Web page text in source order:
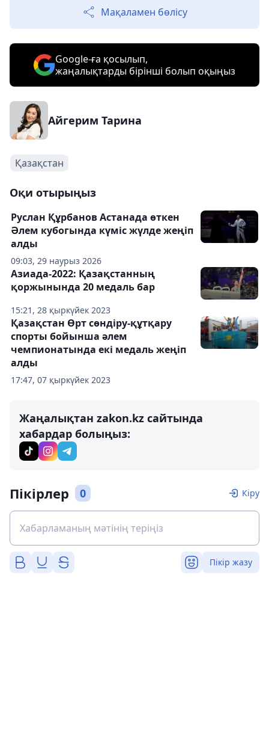
Мақаламен бөлісу
Google-ға қосылып,
жаңалықтарды бірінші болып оқыңыз
Айгерим Тарина
Қазақстан
Оқи отырыңыз
09:03, 29 наурыз 2026
Руслан Құрбанов Астанада өткен
Әлем кубогында күміс жүлде жеңіп
алды
15:21, 28 қыркүйек 2023
Азиада-2022: Қазақстанның
қоржынында 20 медаль бар
17:47, 07 қыркүйек 2023
Қазақстан Өрт сөндіру-құтқару
спорты бойынша әлем
чемпионатында екі медаль жеңіп
алды
Жаңалықтан zakon.kz сайтында
хабардар болыңыз:
Пікірлер 0 Кіру
Пікір жазу